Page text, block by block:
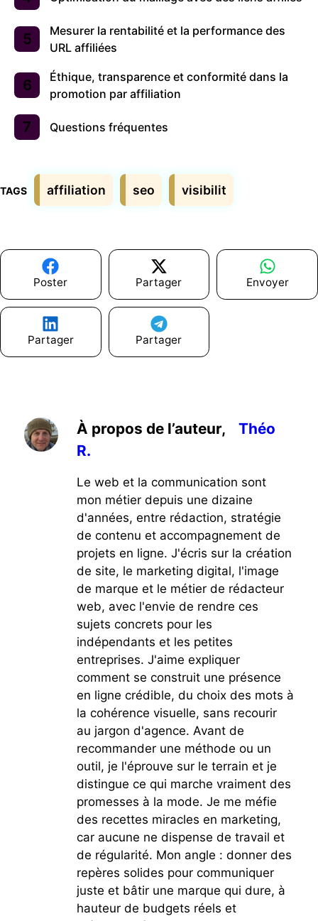
Mesurer la rentabilité et la performance des
URL affiliées
Éthique, transparence et conformité dans la
promotion par affiliation
Questions fréquentes
Étiquettes
affiliation seo visibilit
Poster Partager Envoyer
Partager Partager
À propos de l’auteur,
Théo
R.
Le web et la communication sont
mon métier depuis une dizaine
d'années, entre rédaction, stratégie
de contenu et accompagnement de
projets en ligne. J'écris sur la création
de site, le marketing digital, l'image
de marque et le métier de rédacteur
web, avec l'envie de rendre ces
sujets concrets pour les
indépendants et les petites
entreprises. J'aime expliquer
comment se construit une présence
en ligne crédible, du choix des mots à
la cohérence visuelle, sans recourir
au jargon d'agence. Avant de
recommander une méthode ou un
outil, je l'éprouve sur le terrain et je
distingue ce qui marche vraiment des
promesses à la mode. Je me méfie
des recettes miracles en marketing,
car aucune ne dispense de travail et
de régularité. Mon angle : donner des
repères solides pour communiquer
juste et bâtir une marque qui dure, à
hauteur de budgets réels et